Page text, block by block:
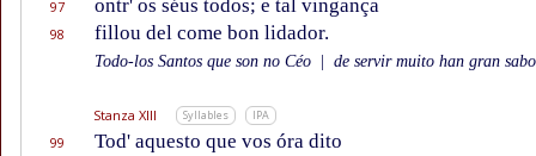
97 ontr' os séus todos; e tal vingança
98 fillou del come bon lidador.
Todo-los Santos que son no Céo de servir muito han gran
Stanza XIII Syllables IPA
99 Tod' aquesto que vos óra dito